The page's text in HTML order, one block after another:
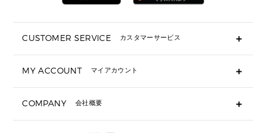
▶ 小物すべて
定期ケース・カードケース・名刺入れ
サンダル
CUSTOMER SERVICE カスタマーサービス
ギフト用にラッピングができますか？
ショッピングバッグを購入商品分送ってもらえますか？
注文後に完了メールが受信できないのですが？
MY ACCOUNT マイアカウント
COMPANY 会社概要